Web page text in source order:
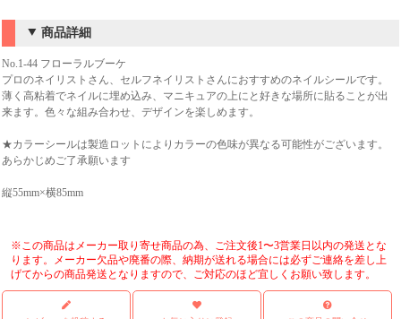
商品詳細
No.1-44 フローラルブーケ
プロのネイリストさん、セルフネイリストさんにおすすめのネイルシールです。
薄く高粘着でネイルに埋め込み、マニキュアの上にと好きな場所に貼ることが出
来ます。色々な組み合わせ、デザインを楽しめます。
★カラーシールは製造ロットによりカラーの色味が異なる可能性がございます。
あらかじめご了承願います
縦55mm×横85mm
※この商品はメーカー取り寄せ商品の為、ご注文後1〜3営業日以内の発送とな
ります。メーカー欠品や廃番の際、納期が送れる場合には必ずご連絡を差し上
げてからの商品発送となりますので、ご対応のほど宜しくお願い致します。